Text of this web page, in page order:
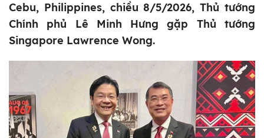
Cebu, Philippines, chiều 8/5/2026, Thủ tướng
Chính phủ Lê Minh Hưng gặp Thủ tướng
Singapore Lawrence Wong.